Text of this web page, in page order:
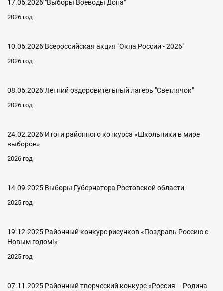
17.06.2026 "Выборы Воеводы Дона"
2026 год
10.06.2026 Всероссийская акция "Окна России - 2026"
2026 год
08.06.2026 Летний оздоровительный лагерь "Светлячок"
2026 год
24.02.2026 Итоги районного конкурса «Школьники в мире
выборов»
2026 год
14.09.2025 Выборы Губернатора Ростовской области
2025 год
19.12.2025 Районный конкурс рисунков «Поздравь Россию с
Новым годом!»
2025 год
07.11.2025 Районный творческий конкурс «Россия – Родина